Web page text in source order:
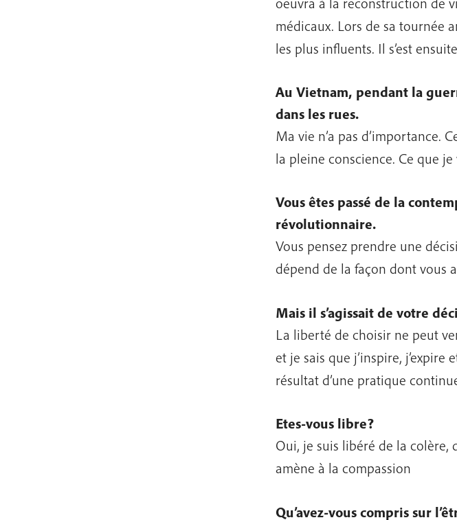
médicaux. Lors de sa tournée
les plus influents. Il s’est
Au Vietnam, pendant la
dans les rues.
Ma vie n’a pas d’importance.
la pleine conscience. Ce que je
Vous êtes passé de la
révolutionnaire.
Vous pensez prendre une
dépend de la façon dont vous
Mais il s’agissait de votre
La liberté de choisir ne peut
et je sais que j’inspire, j’expire
résultat d’une pratique
Etes-vous libre?
Oui, je suis libéré de la colère,
amène à la compassion
Qu’avez-vous compris sur